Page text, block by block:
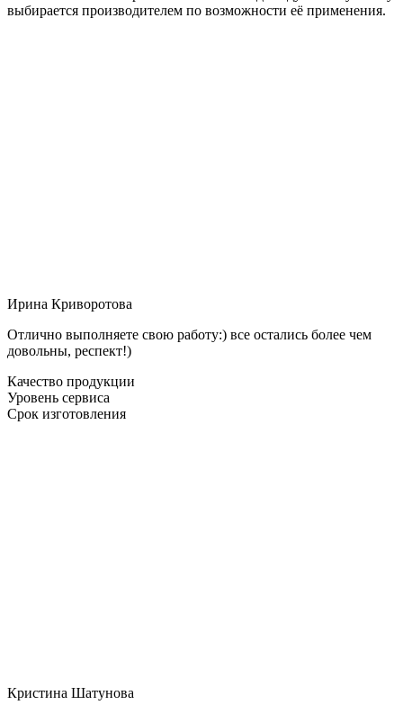
выбирается производителем по возможности её применения.
Ирина Криворотова
Отлично выполняете свою работу:) все остались более чем
довольны, респект!)
Качество продукции
Уровень сервиса
Срок изготовления
Кристина Шатунова